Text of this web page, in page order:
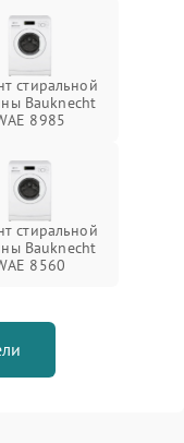
стиральной
Bauknecht
8985
стиральной
Bauknecht
8560